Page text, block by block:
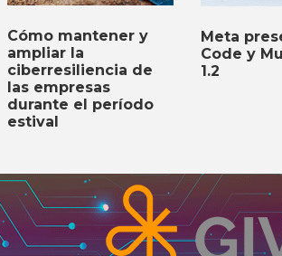
Cómo mantener y
ampliar la
ciberresiliencia de
las empresas
durante el período
estival
Meta
Code y
1.2